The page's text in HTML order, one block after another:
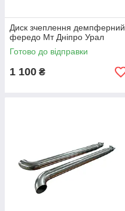
Диск зчеплення демпферний
фередо Мт Дніпро Урал
Готово до відправки
1 100 ₴